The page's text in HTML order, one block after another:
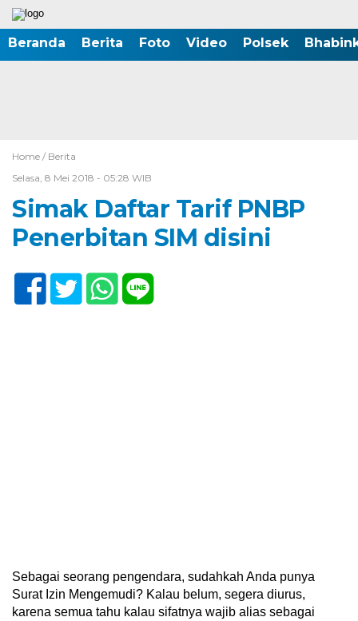
Beranda Berita Foto Video Polsek
Home / Berita
Selasa, 8 Mei 2018 - 05:28 WIB
Simak Daftar Tarif PNBP
Penerbitan SIM disini
Sebagai seorang pengendara, sudahkah Anda punya
Surat Izin Mengemudi? Kalau belum, segera diurus,
karena semua tahu kalau sifatnya wajib alias sebagai